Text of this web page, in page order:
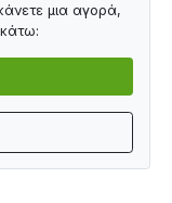
μια αγορά,